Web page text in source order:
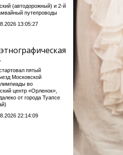
(автодорожный) и 2-й
путепроводы
13:05:27
пятый
Московской
во
центр «Орленок»,
от города Туапсе
22:14:09